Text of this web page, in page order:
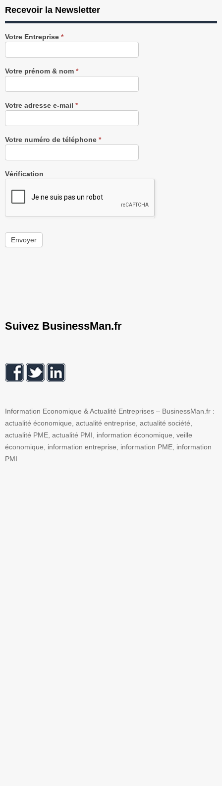
Recevoir la Newsletter
Recevez
notre
gratuitement
Votre Entreprise *
Votre prénom & nom *
Votre adresse e-mail *
Votre numéro de téléphone *
Vérification
Envoyer
Suivez BusinessMan.fr
Information Economique & Actualité Entreprises – BusinessMan.fr :
actualité économique, actualité entreprise, actualité société,
actualité PME, actualité PMI, information économique, veille
économique, information entreprise, information PME, information
PMI